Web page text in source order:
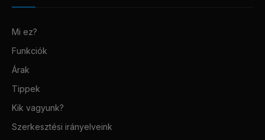
Mi ez?
Funkciók
Árak
Tippek
Kik vagyunk?
Szerkesztési irányelveink